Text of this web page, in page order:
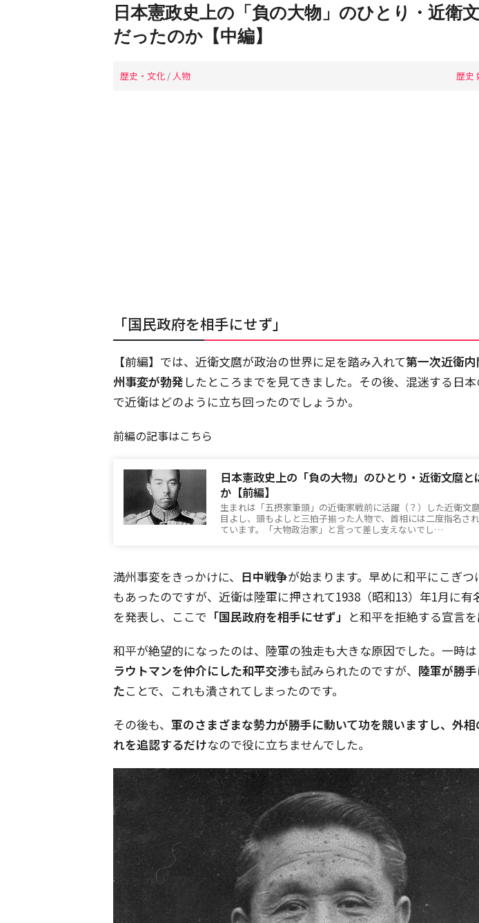
日本憲政史上の「負の大物」のひとり・近衛
だったのか【中編】
歴史・文化 / 人物 歴史
「国民政府を相手にせず」
【前編】では、近衛文麿が政治の世界に足を踏み入れて第一次近衛内
州事変が勃発 したところまでを見てきました。その後、混迷する日
で近衛はどのように立ち回ったのでしょうか。
前編の記事はこちら
日本憲政史上の「負の大物」のひとり・近衛文麿と
か【前編】
生まれは「五摂家筆頭」の近衛家戦前に活躍（？）した近衛文
目よし、頭もよしと三拍子揃った人物で、首相には二度指名さ
ています。「大物政治家」と言って差し支えないでし…
満州事変をきっかけに、 日中戦争が始まります。早めに和平にこぎ
もあったのですが、近衛は陸軍に押されて1938（昭和13）年1月に有
を発表し、ここで 「国民政府を相手にせず」 と和平を拒絶する宣言を
和平が絶望的になったのは、陸軍の独走も大きな原因でした。一時は
ラウトマンを仲介にした和平交渉も試みられたのですが、 陸軍が勝
たことで、これも潰されてしまったのです。
その後も、 軍のさまざまな勢力が勝手に動いて功を競いますし、外
れを追認するだけなので役に立ちませんでした。